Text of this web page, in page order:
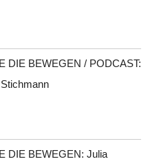
DIE BEWEGEN / PODCAST:
DIE BEWEGEN: Julia